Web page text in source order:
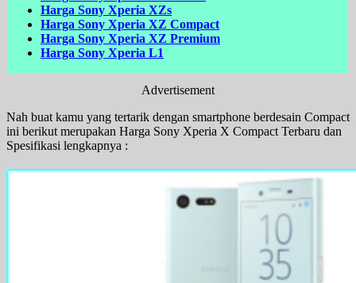
Harga Sony Xperia XZs
Harga Sony Xperia XZ Compact
Harga Sony Xperia XZ Premium
Harga Sony Xperia L1
Advertisement
Nah buat kamu yang tertarik dengan smartphone berdesain Compact
ini berikut merupakan Harga Sony Xperia X Compact Terbaru dan
Spesifikasi lengkapnya :